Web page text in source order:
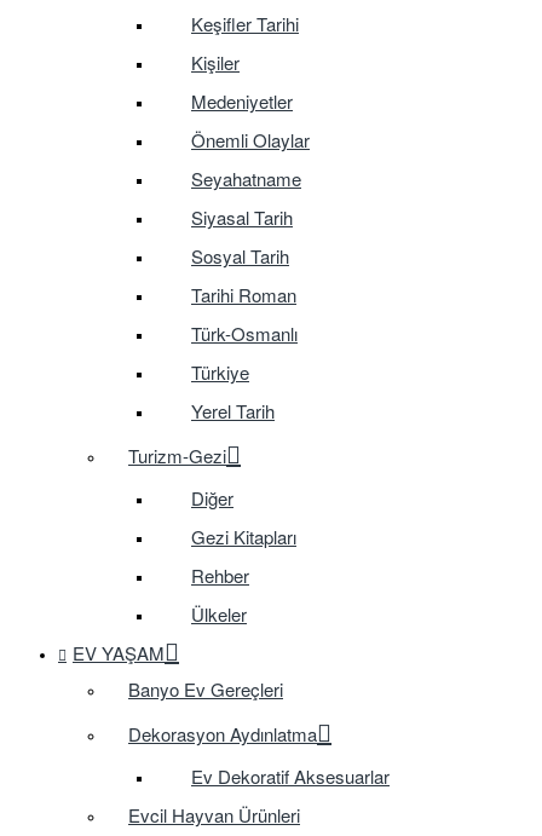
Keşifler Tarihi
Kişiler
Medeniyetler
Önemli Olaylar
Seyahatname
Siyasal Tarih
Sosyal Tarih
Tarihi Roman
Türk-Osmanlı
Türkiye
Yerel Tarih
Turizm-Gezi
Diğer
Gezi Kitapları
Rehber
Ülkeler
EV YAŞAM
Banyo Ev Gereçleri
Dekorasyon Aydınlatma
Ev Dekoratif Aksesuarlar
Evcil Hayvan Ürünleri